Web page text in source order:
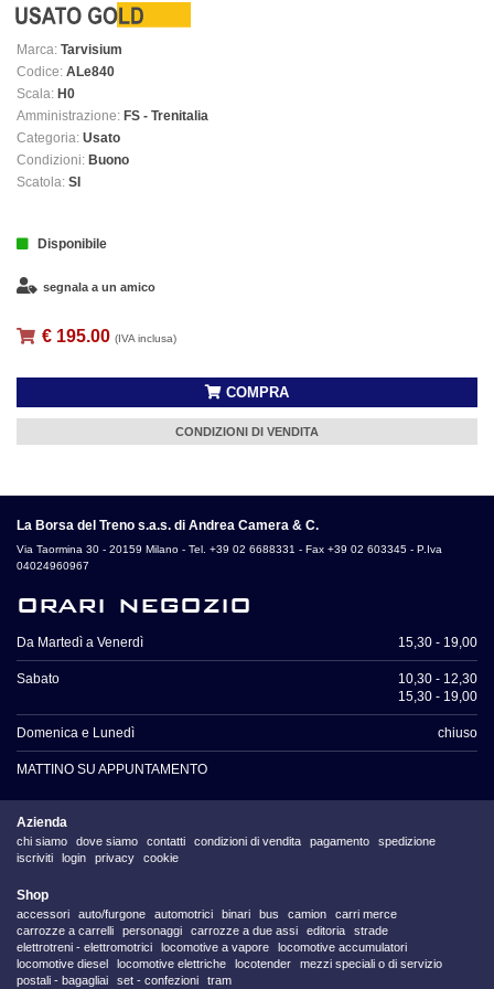
Marca: Tarvisium
Codice: ALe840
Scala: H0
Amministrazione: FS - Trenitalia
Categoria: Usato
Condizioni: Buono
Scatola: SI
Disponibile
segnala a un amico
€ 195.00 (IVA inclusa)
COMPRA
CONDIZIONI DI VENDITA
La Borsa del Treno s.a.s. di Andrea Camera & C.
Via Taormina 30 - 20159 Milano - Tel. +39 02 6688331 - Fax +39 02 603345 - P.Iva
04024960967
orari negozio
Da Martedì a Venerdì 15,30 - 19,00
Sabato
10,30 - 12,30
15,30 - 19,00
Domenica e Lunedì chiuso
MATTINO SU APPUNTAMENTO
Azienda
chi siamo dove siamo contatti condizioni di vendita pagamento
spedizione
iscriviti
login privacy cookie
Shop
accessori auto/furgone automotrici binari bus camion
carri merce
carrozze a carrelli
personaggi carrozze a due assi editoria
strade
elettrotreni - elettromotrici
locomotive a vapore
locomotive accumulatori
locomotive diesel
locomotive elettriche locotender
mezzi speciali o di servizio
postali - bagagliai
set - confezioni tram